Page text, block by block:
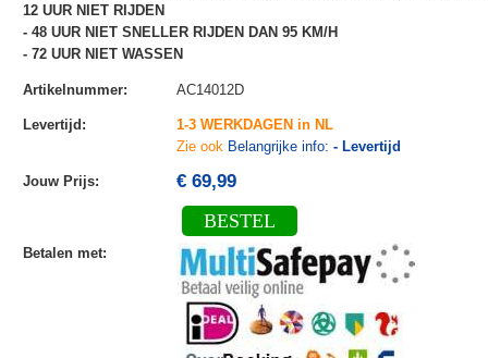
12 UUR NIET RIJDEN
- 48 UUR NIET SNELLER RIJDEN DAN 95 KM/H
- 72 UUR NIET WASSEN
Artikelnummer: AC14012D
Levertijd:
1-3 WERKDAGEN in NL
Zie ook Belangrijke info: - Levertijd
Jouw Prijs: € 69,99
BESTEL
Betalen met: